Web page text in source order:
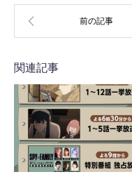
関連記事